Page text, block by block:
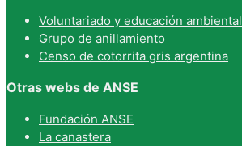
Voluntariado y educación ambiental
Grupo de anillamiento
Censo de cotorrita gris argentina
Otras webs de ANSE
Fundación ANSE
La canastera